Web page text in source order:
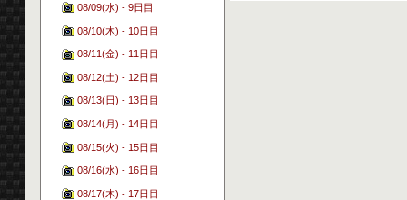
08/09(水) - 9日目
08/10(木) - 10日目
08/11(金) - 11日目
08/12(土) - 12日目
08/13(日) - 13日目
08/14(月) - 14日目
08/15(火) - 15日目
08/16(水) - 16日目
08/17(木) - 17日目